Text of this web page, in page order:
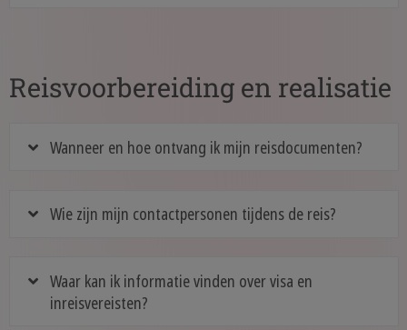
Reisvoorbereiding en realisatie
Wanneer en hoe ontvang ik mijn reisdocumenten?
Wie zijn mijn contactpersonen tijdens de reis?
Waar kan ik informatie vinden over visa en
inreisvereisten?